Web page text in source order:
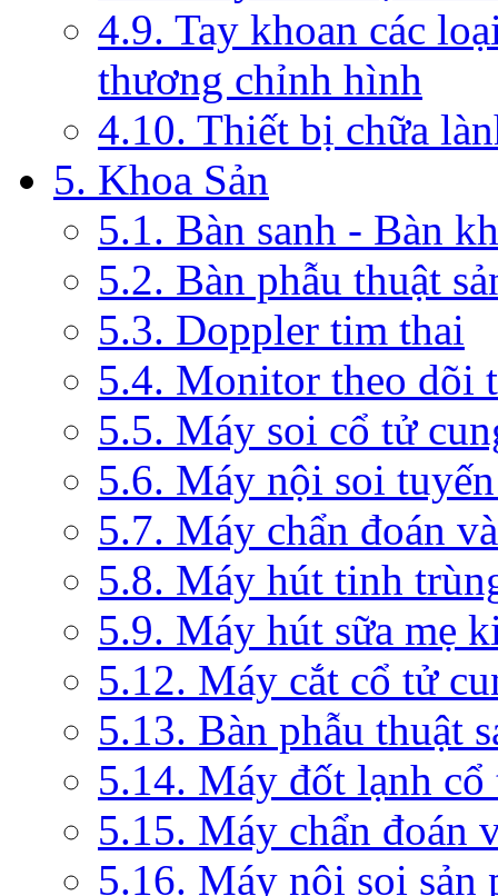
4.9. Tay khoan các
thương chỉnh hình
4.10. Thiết bị chữa
5. Khoa Sản
5.1. Bàn sanh - Bàn
5.2. Bàn phẫu thuật
5.3. Doppler tim thai
5.4. Monitor theo dõi
5.5. Máy soi cổ tử
5.6. Máy nội soi
5.7. Máy chẩn đoán
5.8. Máy hút tinh
5.9. Máy hút sữa mẹ
5.12. Máy cắt cổ tử
5.13. Bàn phẫu thuật
5.14. Máy đốt lạnh
5.15. Máy chẩn đoán
5.16. Máy nội soi sản